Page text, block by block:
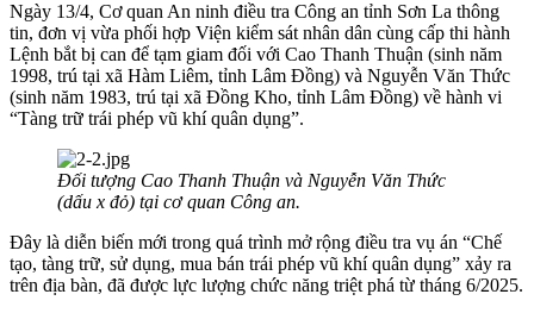
Ngày 13/4, Cơ quan An ninh điều tra Công an tỉnh Sơn La thông
tin, đơn vị vừa phối hợp Viện kiểm sát nhân dân cùng cấp thi hành
Lệnh bắt bị can để tạm giam đối với Cao Thanh Thuận (sinh năm
1998, trú tại xã Hàm Liêm, tỉnh Lâm Đồng) và Nguyễn Văn Thức
(sinh năm 1983, trú tại xã Đồng Kho, tỉnh Lâm Đồng) về hành vi
“Tàng trữ trái phép vũ khí quân dụng”.
Đối tượng Cao Thanh Thuận và Nguyễn Văn Thức
(dấu x đỏ) tại cơ quan Công an.
Đây là diễn biến mới trong quá trình mở rộng điều tra vụ án “Chế
tạo, tàng trữ, sử dụng, mua bán trái phép vũ khí quân dụng” xảy ra
trên địa bàn, đã được lực lượng chức năng triệt phá từ tháng 6/2025.